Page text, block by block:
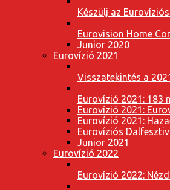
Készülj az
Eurovision Home
Junior 2020
Eurovízió 2021
Visszatekintés a
Eurovízió 2021: 183
Eurovízió 2021:
Eurovízió 2021:
Eurovíziós
Junior 2021
Eurovízió 2022
Eurovízió 2022: